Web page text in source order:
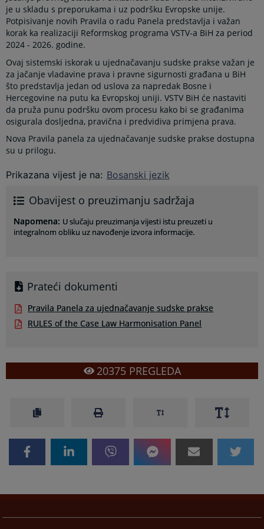
je u skladu s preporukama i uz podršku Evropske unije.
Potpisivanje novih Pravila o radu Panela predstavlja i važan
korak ka realizaciji Reformskog programa VSTV-a BiH za period
2024 - 2026. godine.
Ovaj sistemski iskorak u ujednačavanju sudske prakse važan je
za jačanje vladavine prava i pravne sigurnosti građana u BiH
što predstavlja jedan od uslova za napredak Bosne i
Hercegovine na putu ka Evropskoj uniji. VSTV BiH će nastaviti
da pruža punu podršku ovom procesu kako bi se građanima
osigurala dosljedna, pravična i predvidiva primjena prava.
Nova Pravila panela za ujednačavanje sudske prakse dostupna
su u prilogu.
Prikazana vijest je na: Bosanski jezik
Obavijest o preuzimanju sadržaja
Napomena: U slučaju preuzimanja vijesti istu preuzeti u
integralnom obliku uz navođenje izvora informacije.
Prateći dokumenti
Pravila Panela za ujednačavanje sudske prakse
RULES of the Case Law Harmonisation Panel
20375PREGLEDA